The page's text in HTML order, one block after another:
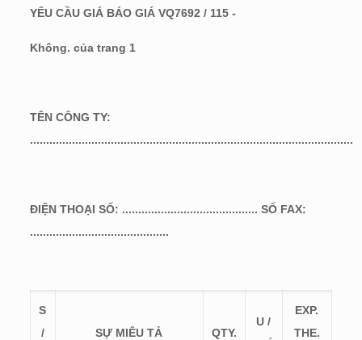
YÊU CẦU GIÁ BÁO GIÁ VQ7692 / 115 -
Không. của trang 1
TÊN CÔNG TY:
....................................................................................................
ĐIỆN THOẠI SỐ: .......................................... SỐ FAX:
...........................................
S
/
SỰ MIÊU TẢ QTY.
U /
EXP.
THE.